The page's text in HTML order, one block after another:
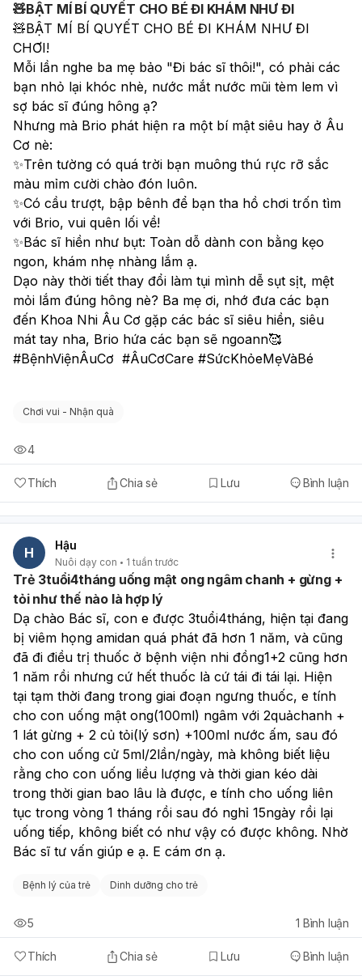
🧸BẬT MÍ BÍ QUYẾT CHO BÉ ĐI KHÁM NHƯ ĐI
🧸BẬT MÍ BÍ QUYẾT CHO BÉ ĐI KHÁM NHƯ ĐI
CHƠI!
Mỗi lần nghe ba mẹ bảo "Đi bác sĩ thôi!", có phải các
bạn nhỏ lại khóc nhè, nước mắt nước mũi tèm lem vì
sợ bác sĩ đúng hông ạ?
Nhưng mà Brio phát hiện ra một bí mật siêu hay ở Âu
Cơ nè:
✨Trên tường có quá trời bạn muông thú rực rỡ sắc
màu mỉm cười chào đón luôn.
✨Có cầu trượt, bập bênh để bạn tha hồ chơi trốn tìm
với Brio, vui quên lối về!
✨Bác sĩ hiền như bụt: Toàn dỗ dành con bằng kẹo
ngon, khám nhẹ nhàng lắm ạ.
Dạo này thời tiết thay đổi làm tụi mình dễ sụt sịt, mệt
mỏi lắm đúng hông nè? Ba mẹ ơi, nhớ đưa các bạn
đến Khoa Nhi Âu Cơ gặp các bác sĩ siêu hiền, siêu
mát tay nha, Brio hứa các bạn sẽ ngoann🥰
#BệnhViệnÂuCơ  #ÂuCơCare #SứcKhỏeMẹVàBé
Chơi vui - Nhận quà
Thích Chia sẻ Lưu Bình luận
4
H Hậu
Nuôi dạy con 1 tuần trước
Trẻ 3tuổi4tháng uống mật ong ngâm chanh + gừng +
tỏi như thế nào là hợp lý
Dạ chào Bác sĩ, con e được 3tuổi4tháng, hiện tại đang
bị viêm họng amidan quá phát đã hơn 1 năm, và cũng
đã đi điều trị thuốc ở bệnh viện nhi đồng1+2 cũng hơn
1 năm rồi nhưng cứ hết thuốc là cứ tái đi tái lại. Hiện
tại tạm thời đang trong giai đoạn ngưng thuốc, e tính
cho con uống mật ong(100ml) ngâm với 2quảchanh +
1 lát gừng + 2 củ tỏi(lý sơn) +100ml nước ấm, sau đó
cho con uống cử 5ml/2lần/ngày, mà không biết liệu
rằng cho con uống liều lượng và thời gian kéo dài
trong thời gian bao lâu là được, e tính cho uống liên
tục trong vòng 1 tháng rồi sau đó nghỉ 15ngày rồi lại
uống tiếp, không biết có như vậy có được không. Nhờ
Bác sĩ tư vấn giúp e ạ. E cám ơn ạ.
Bệnh lý của trẻ Dinh dưỡng cho trẻ
Thích Chia sẻ Lưu Bình luận
5 1 Bình luận